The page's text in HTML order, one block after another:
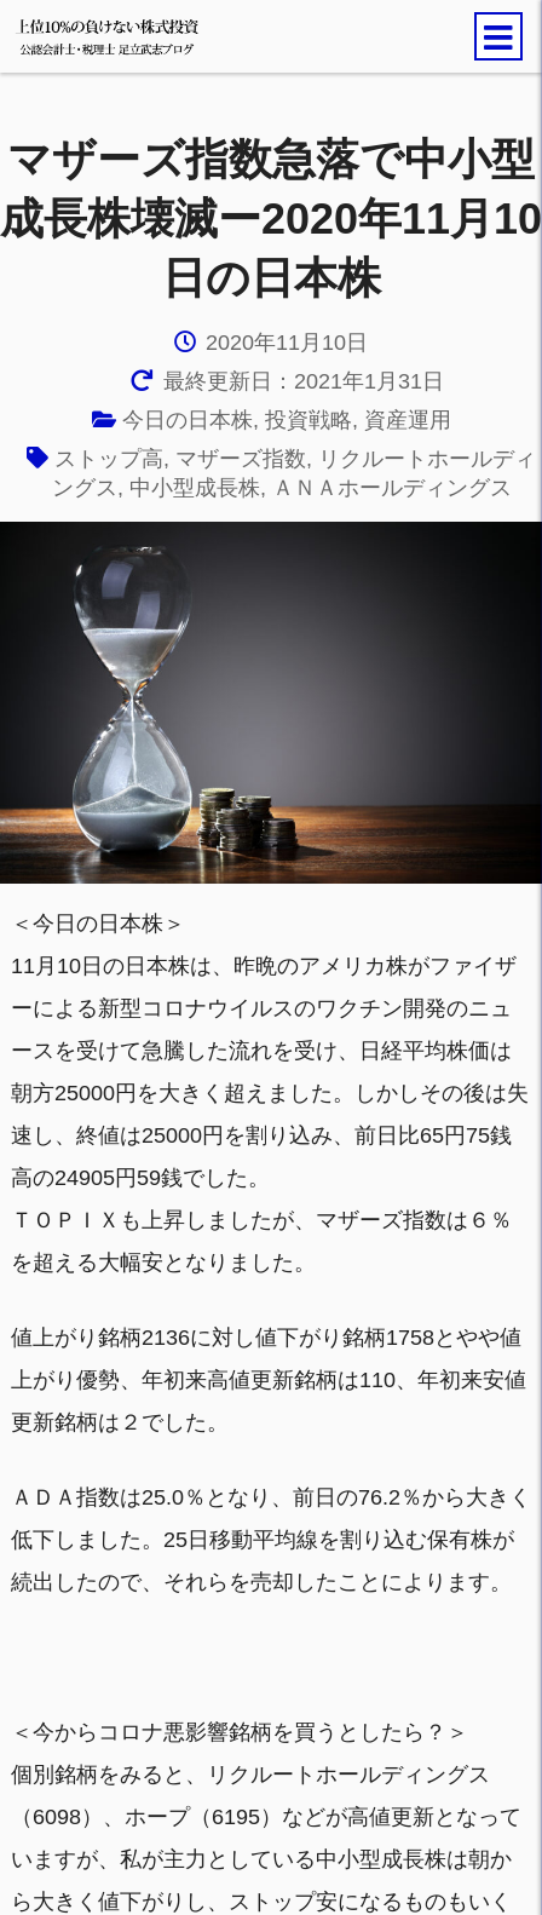
マザーズ指数急落で中小型
成長株壊滅ー2020年11月10
日の日本株
2020年11月10日
最終更新日：2021年1月31日
今日の日本株, 投資戦略, 資産運用
ストップ高, マザーズ指数, リクルートホールディ
ングス, 中小型成長株, ＡＮＡホールディングス
＜今日の日本株＞
11月10日の日本株は、昨晩のアメリカ株がファイザ
ーによる新型コロナウイルスのワクチン開発のニュ
ースを受けて急騰した流れを受け、日経平均株価は
朝方25000円を大きく超えました。しかしその後は失
速し、終値は25000円を割り込み、前日比65円75銭
高の24905円59銭でした。
ＴＯＰＩＸも上昇しましたが、マザーズ指数は６％
を超える大幅安となりました。
値上がり銘柄2136に対し値下がり銘柄1758とやや値
上がり優勢、年初来高値更新銘柄は110、年初来安値
更新銘柄は２でした。
ＡＤＡ指数は25.0％となり、前日の76.2％から大きく
低下しました。25日移動平均線を割り込む保有株が
続出したので、それらを売却したことによります。
＜今からコロナ悪影響銘柄を買うとしたら？＞
個別銘柄をみると、リクルートホールディングス
（6098）、ホープ（6195）などが高値更新となって
いますが、私が主力としている中小型成長株は朝か
ら大きく値下がりし、ストップ安になるものもいく